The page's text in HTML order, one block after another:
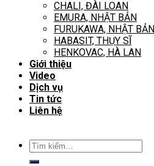
CHALI, ĐÀI LOAN
EMURA, NHẬT BẢN
FURUKAWA, NHẬT BẢN
HABASIT, THỤY SĨ
HENKOVAC, HÀ LAN
Giới thiệu
Video
Dịch vụ
Tin tức
Liên hệ
Tìm